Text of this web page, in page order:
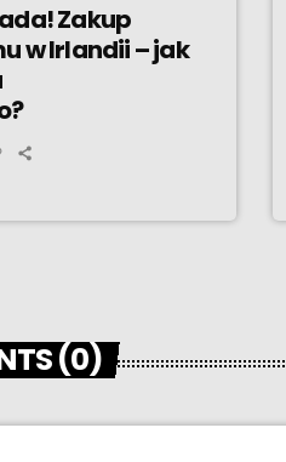
Zakup
w Irlandii – jak
(0)